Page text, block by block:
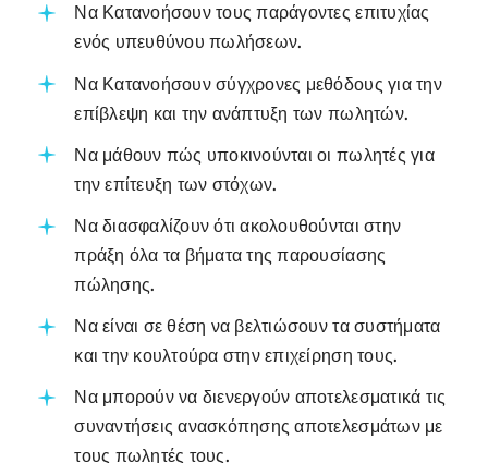
Να Κατανοήσουν τους παράγοντες επιτυχίας
ενός υπευθύνου πωλήσεων.
Να Κατανοήσουν σύγχρονες μεθόδους για την
επίβλεψη και την ανάπτυξη των πωλητών.
Να μάθουν πώς υποκινούνται οι πωλητές για
την επίτευξη των στόχων.
Να διασφαλίζουν ότι ακολουθούνται στην
πράξη όλα τα βήματα της παρουσίασης
πώλησης.
Να είναι σε θέση να βελτιώσουν τα συστήματα
και την κουλτούρα στην επιχείρηση τους.
Να μπορούν να διενεργούν αποτελεσματικά τις
συναντήσεις ανασκόπησης αποτελεσμάτων με
τους πωλητές τους.